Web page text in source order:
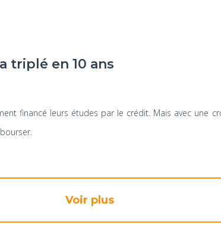
triplé en 10 ans
financé leurs études par le crédit. Mais avec une
Voir plus